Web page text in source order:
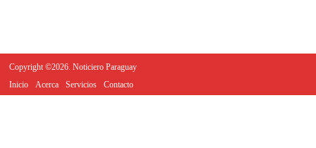
Copyright ©2026. Noticiero Paraguay
Inicio
Acerca Servicios Contacto